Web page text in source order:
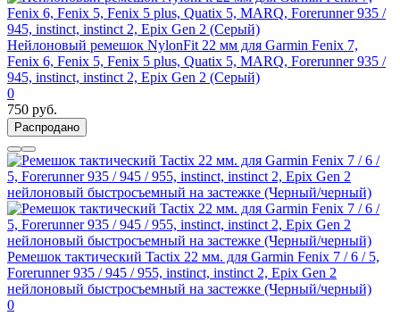
Нейлоновый ремешок NylonFit 22 мм для Garmin Fenix 7,
Fenix 6, Fenix 5, Fenix 5 plus, Quatix 5, MARQ, Forerunner 935 /
945, instinct, instinct 2, Epix Gen 2 (Серый)
0
750 руб.
Распродано
Ремешок тактический Tactix 22 мм. для Garmin Fenix 7 / 6 / 5,
Forerunner 935 / 945 / 955, instinct, instinct 2, Epix Gen 2
нейлоновый быстросъемный на застежке (Черный/черный)
0